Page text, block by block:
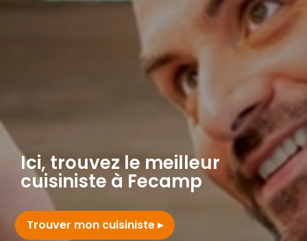
Ici, trouvez le meilleur
cuisiniste à Fecamp
Trouver mon cuisiniste